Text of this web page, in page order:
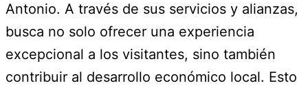
Antonio. A través de sus servicios y alianzas,
busca no solo ofrecer una experiencia
excepcional a los visitantes, sino también
contribuir al desarrollo económico local. Esto